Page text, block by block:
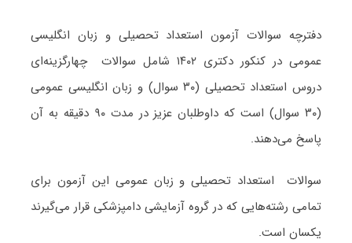
دفترچه سوالات آزمون استعداد تحصیلی و زبان انگلیسی
عمومی در کنکور دکتری ۱۴۰۲ شامل سوالات چهارگزینه‌ای
دروس استعداد تحصیلی (۳۰ سوال) و زبان انگلیسی عمومی
(۳۰ سوال) است که داوطلبان عزیز در مدت ۹۰ دقیقه به آن
پاسخ می‌دهند.
سوالات استعداد تحصیلی و زبان عمومی این آزمون برای
تمامی رشته‌هایی که در گروه آزمایشی دامپزشکی قرار می‌گیرند
یکسان است.